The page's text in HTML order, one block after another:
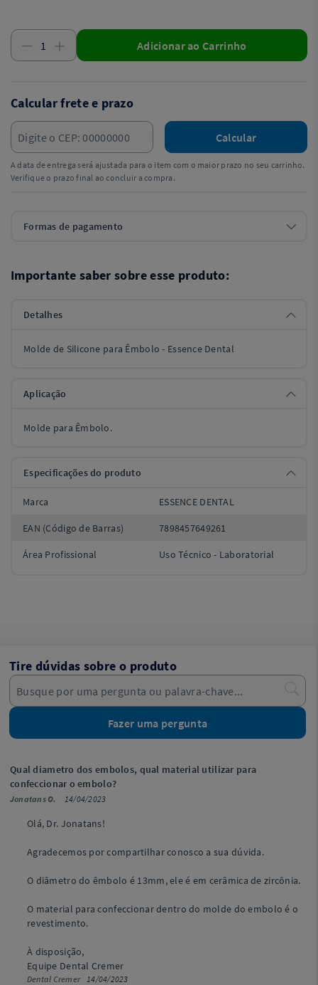
Adicionar ao Carrinho
Calcular frete e prazo
Calcular
A data de entrega será ajustada para o item com o maior prazo no seu carrinho.
Verifique o prazo final ao concluir a compra.
Formas de pagamento
Importante saber sobre esse produto:
Detalhes
Molde de Silicone para Êmbolo - Essence Dental
Aplicação
Molde para Êmbolo.
Especificações do produto
Marca ESSENCE DENTAL
EAN (Código de Barras) 7898457649261
Área Profissional Uso Técnico - Laboratorial
Tire dúvidas sobre o produto
Fazer uma pergunta
Qual diametro dos embolos, qual material utilizar para
confeccionar o embolo?
Jonatans O. 14/04/2023
Olá, Dr. Jonatans!
Agradecemos por compartilhar conosco a sua dúvida.
O diâmetro do êmbolo é 13mm, ele é em cerâmica de zircônia.
O material para confeccionar dentro do molde do embolo é o
revestimento.
À disposição,
Equipe Dental Cremer
Dental Cremer14/04/2023